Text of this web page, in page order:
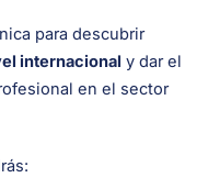
para descubrir
internacional y dar el
en el sector